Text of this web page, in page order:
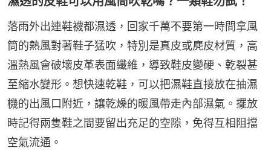
落雨外出連鞋襪都濕透，回家千萬不要第一時間拿風
筒的熱風對著鞋子猛吹，特別是真皮或麂皮材質，高
溫熱風會破壞皮革表面纖維，導致鞋皮變硬、乾裂甚
至縮水變形。想快速乾鞋，可以把濕鞋直接放在抽濕
機的出風口附近，讓乾燥的暖風帶走內部濕氣。擺放
時記得兩隻鞋之間要留出充足的空隙，免得互相阻擋
空氣流通。